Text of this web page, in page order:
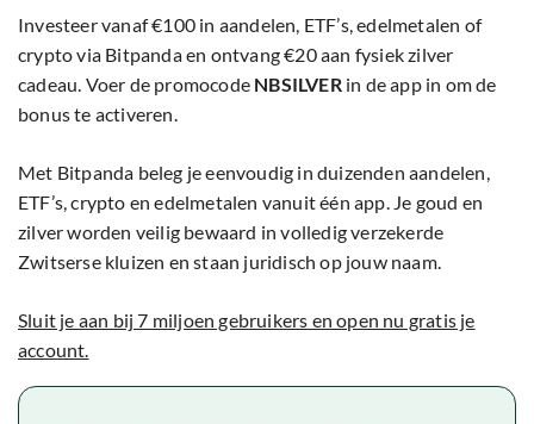
Investeer vanaf €100 in aandelen, ETF’s, edelmetalen of
crypto via Bitpanda en ontvang €20 aan fysiek zilver
cadeau. Voer de promocode NBSILVERin de app in om de
bonus te activeren.
Met Bitpanda beleg je eenvoudig in duizenden aandelen,
ETF’s, crypto en edelmetalen vanuit één app. Je goud en
zilver worden veilig bewaard in volledig verzekerde
Zwitserse kluizen en staan juridisch op jouw naam.
Sluit je aan bij 7 miljoen gebruikers en open nu gratis je
account.